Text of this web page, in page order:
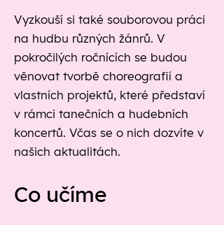
Vyzkouší si také souborovou práci
na hudbu různých žánrů. V
pokročilých ročnících se budou
věnovat tvorbě choreografií a
vlastních projektů, které představí
v rámci tanečních a hudebních
koncertů. Včas se o nich dozvíte v
našich aktualitách.
Co učíme